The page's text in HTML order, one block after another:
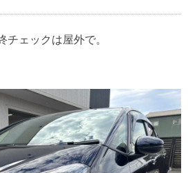
チェックは屋外で。